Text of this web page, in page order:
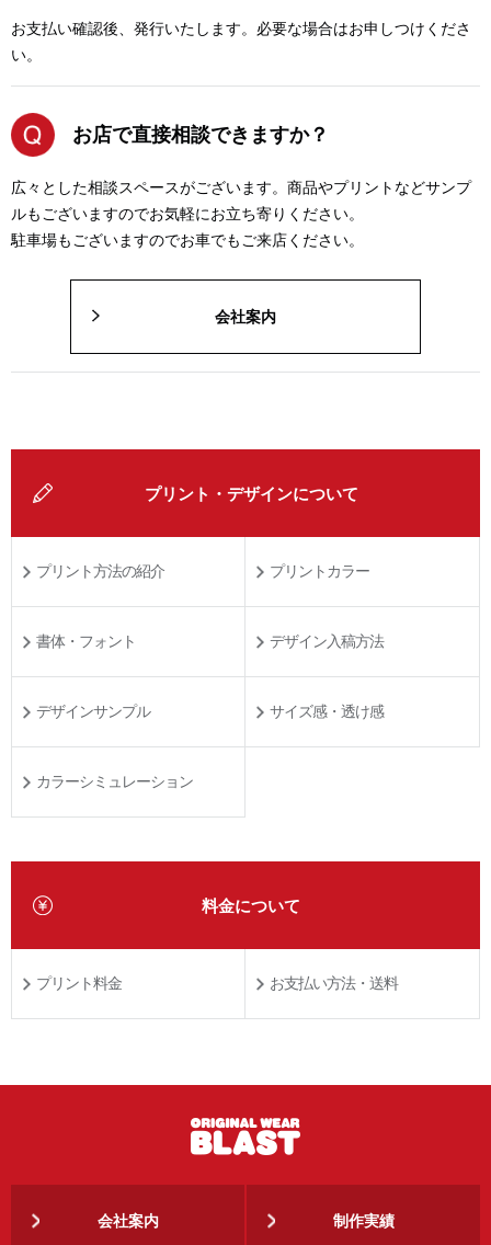
お支払い確認後、発行いたします。必要な場合はお申しつけくださ
い。
お店で直接相談できますか？
広々とした相談スペースがございます。商品やプリントなどサンプ
ルもございますのでお気軽にお立ち寄りください。
駐車場もございますのでお車でもご来店ください。
会社案内
プリント・デザインについて
プリント方法の紹介 プリントカラー
書体・フォント デザイン入稿方法
デザインサンプル サイズ感・透け感
カラーシミュレーション
料金について
プリント料金 お支払い方法・送料
会社案内 制作実績